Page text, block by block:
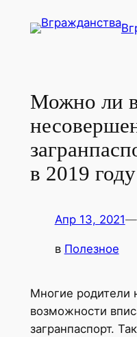
Можно ли
в 2019 году
Апр 13, 2021—
в Полезное
Многие родители
возможности
загранпаспорт.